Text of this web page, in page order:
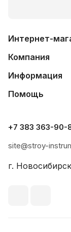
Интернет-
Компания
Информация
Помощь
+7 383 363-90-
site@stroy-
г.